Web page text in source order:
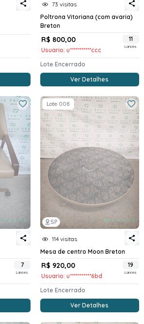
73 visitas
Poltrona Vitoriana (com avaria)
Breton
R$ 800,00
Usuario: u***********ccc
11
Lances
Lote Encerrado
Ver Detalhes
7
Lances
SP
Lote 008
114 visitas
Mesa de centro Moon Breton
R$ 920,00
Usuario: u***********6bd
19
Lances
Lote Encerrado
Ver Detalhes